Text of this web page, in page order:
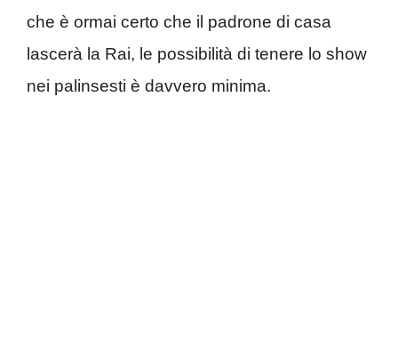
che è ormai certo che il padrone di casa
lascerà la Rai, le possibilità di tenere lo show
nei palinsesti è davvero minima.